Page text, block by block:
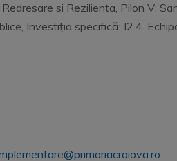
si Rezilienta, Pilon V:
Investiția specifică: I2.4.